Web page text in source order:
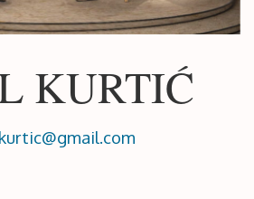
KURTIĆ